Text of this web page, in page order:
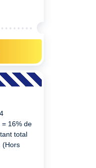
16% de
total
(Hors